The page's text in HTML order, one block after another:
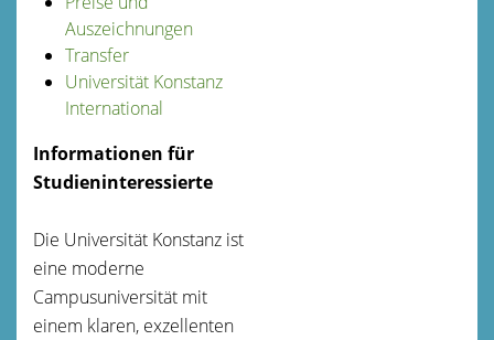
Auszeichnungen
Transfer
Universität Konstanz
International
Informationen für
Studieninteressierte
Die Universität Konstanz ist
eine moderne
Campusuniversität mit
einem klaren, exzellenten